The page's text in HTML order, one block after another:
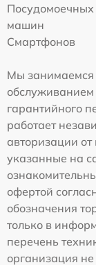
Посудомоечных
машин
Смартфонов
Мы занимаемся
обслуживанием
гарантийного
работает
авторизации
указанные на
офертой
обозначения
только в
перечень
организация